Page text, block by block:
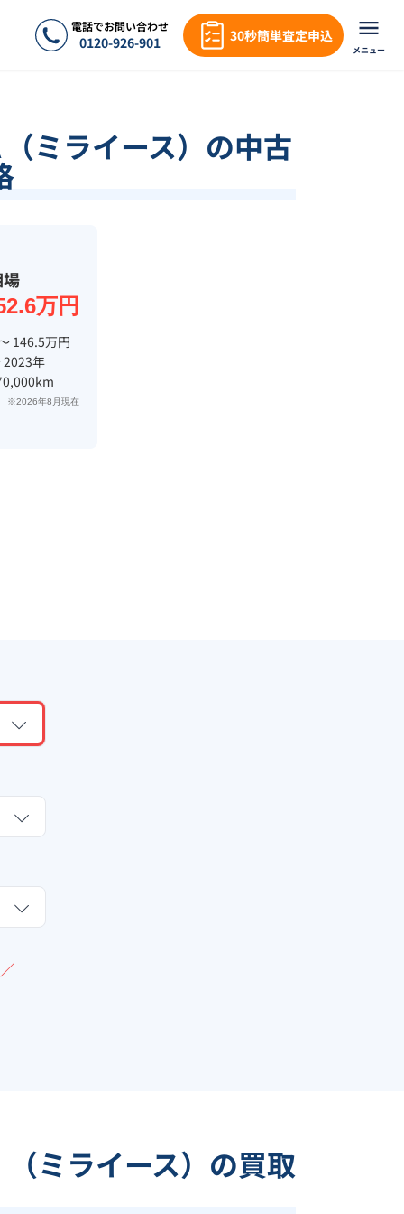
電話でお問い合わせ
0120-926-901 30秒簡単査定申込
メニュー
ミライース）の中古
万円
146.5万円
2023年
※2026年8月現在
／
ミライース）の買取